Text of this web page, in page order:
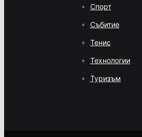
Спорт
Събитие
Тенис
Технологии
Туризъм